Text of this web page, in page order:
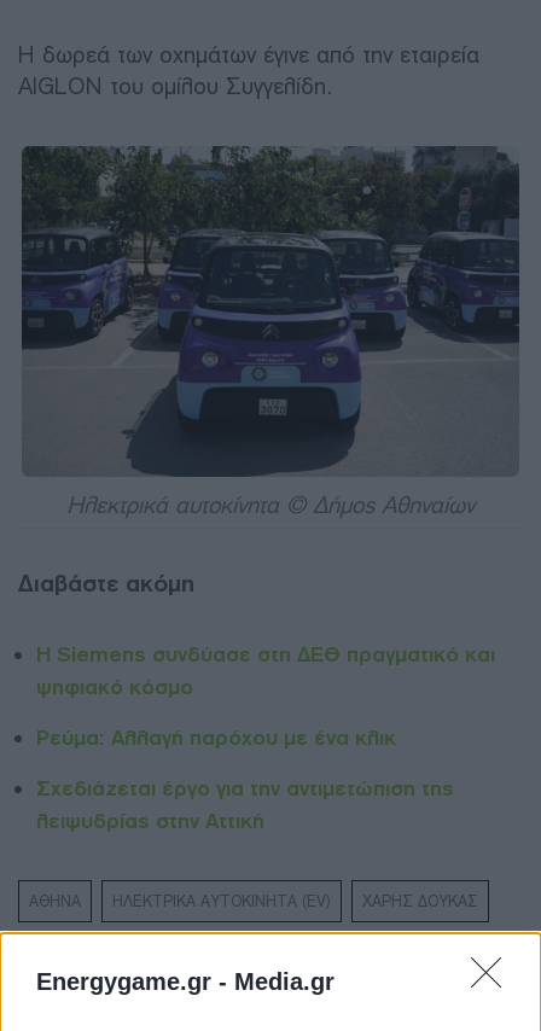
Energygame.gr - Media.gr
Η δωρεά των οχημάτων έγινε από την εταιρεία
AIGLON του ομίλου Συγγελίδη.
Ηλεκτρικά αυτοκίνητα © Δήμος Αθηναίων
Διαβάστε ακόμη
Η Siemens συνδύασε στη ΔΕΘ πραγματικό και
ψηφιακό κόσμο
Ρεύμα: Αλλαγή παρόχου με ένα κλικ
Σχεδιάζεται έργο για την αντιμετώπιση της
λειψυδρίας στην Αττική
ΑΘΗΝΑ ΗΛΕΚΤΡΙΚΑ ΑΥΤΟΚΙΝΗΤΑ (EV) ΧΑΡΗΣ ΔΟΥΚΑΣ